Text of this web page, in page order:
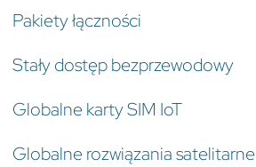
Pakiety łączności
Stały dostęp bezprzewodowy
Globalne karty SIM IoT
Globalne rozwiązania satelitarne